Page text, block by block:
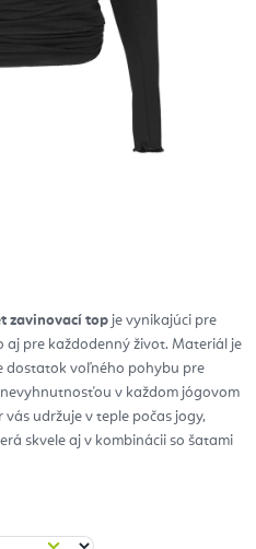
zavinovací top je vynikajúci pre
aj pre každodenný život. Materiál je
dostatok voľného pohybu pre
v každom jógovom
udržuje v teple počas jogy,
skvele aj v kombinácii so šatami